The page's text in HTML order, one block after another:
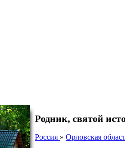
Родник, святой
Россия » Орловская